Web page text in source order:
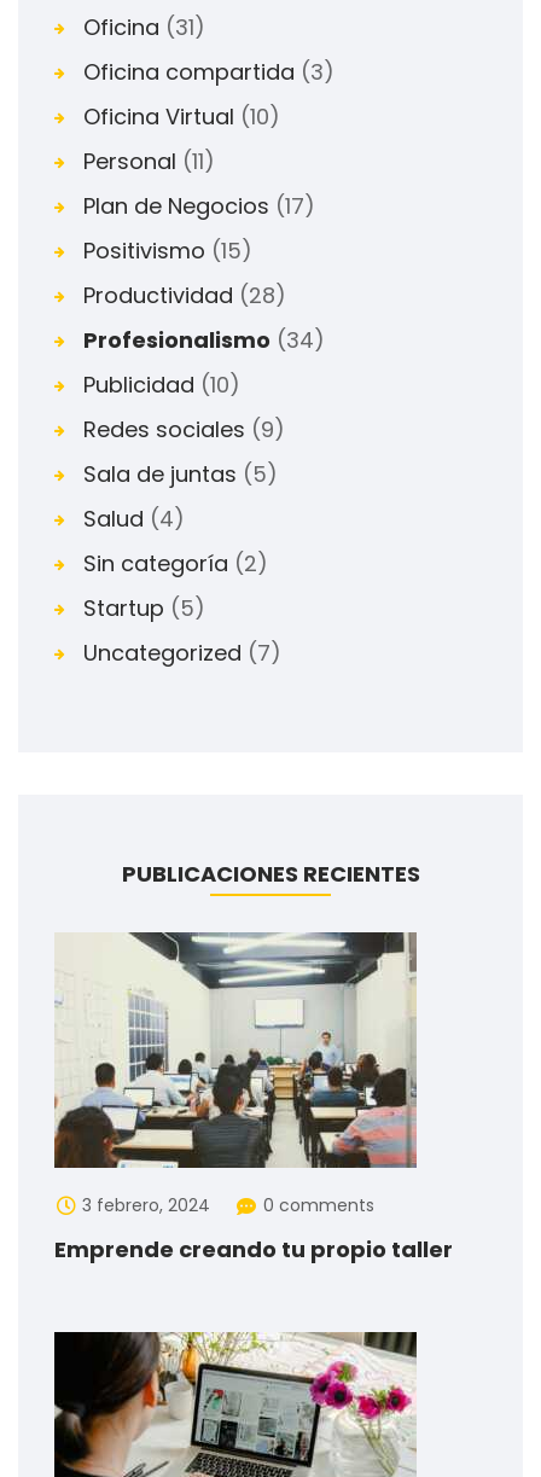
Oficina (31)
Oficina compartida (3)
Oficina Virtual (10)
Personal (11)
Plan de Negocios (17)
Positivismo (15)
Productividad (28)
Profesionalismo (34)
Publicidad (10)
Redes sociales (9)
Sala de juntas (5)
Salud (4)
Sin categoría (2)
Startup (5)
Uncategorized (7)
PUBLICACIONES RECIENTES
3 febrero, 2024 0 comments
Emprende creando tu propio taller